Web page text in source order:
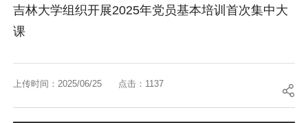
吉林大学组织开展2025年党员基本培训首次集中大
课
上传时间：2025/06/25 点击： 1137